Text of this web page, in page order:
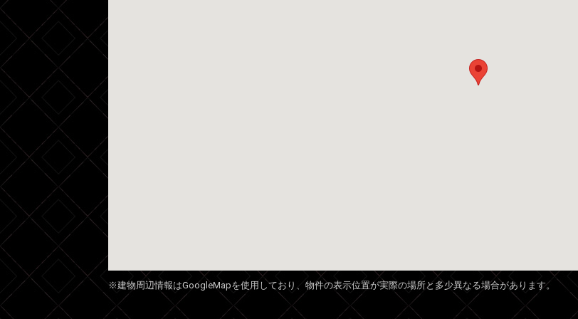
※建物周辺情報はGoogleMapを使用しており、物件の表示位置が実際の場所と多少異なる場合があります。